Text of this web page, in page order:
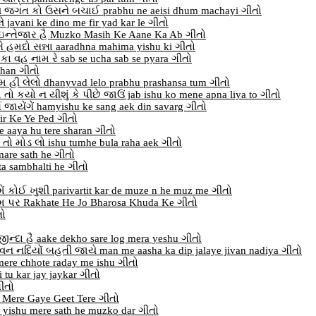
કો ઉસને બચાઈ prabhu ne aeisi dhum machayi ગીતો
ke dino me fir yad kar le ગીતો
હૈ Muzko Masih Ke Aane Ka Ab ગીતો
સન્ના aaradhna mahima yishu ki ગીતો
નામ રે sab se ucha sab se pyara ગીતો
ગીતો
લેલો dhanyvad lelo prabhu prashansa tum ગીતો
કયો ન યીશું કે પીછે જાઉં jab ishu ko mene apna liya to ગીતો
hamyishu ke sang aek din savarg ગીતો
Ye Ped ગીતો
hu tere sharan ગીતો
લો ishu tumhe bula raha aek ગીતો
sath he ગીતો
he ગીતો
ખુશી parivartit kar de muze n he muz me ગીતો
Rakhate He Jo Bharosa Khuda Ke ગીતો
હૈ aake dekho sare log mera yeshu ગીતો
બહતી જાયે man me aasha ka dip jalaye jivan nadiya ગીતો
chhote raday me ishu ગીતો
kar jay jaykar ગીતો
Gaye Geet Tere ગીતો
mere sath he muzko dar ગીતો